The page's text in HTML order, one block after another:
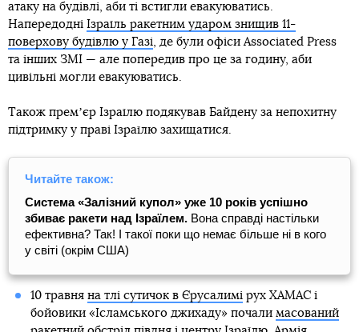
атаку на будівлі, аби ті встигли евакуюватись.
Напередодні Ізраїль ракетним ударом знищив 11-
поверхову будівлю у Газі, де були офіси Associated Press
та інших ЗМІ — але попередив про це за годину, аби
цивільні могли евакуюватись.
Також премʼєр Ізраїлю подякував Байдену за непохитну
підтримку у праві Ізраїлю захищатися.
Читайте також:
Система «Залізний купол» уже 10 років успішно
збиває ракети над Ізраїлем. Вона справді настільки
ефективна? Так! І такої поки що немає більше ні в кого
у світі (окрім США)
10 травня на тлі сутичок в Єрусалимірух ХАМАС і
бойовики «Ісламського джихаду» почали масований